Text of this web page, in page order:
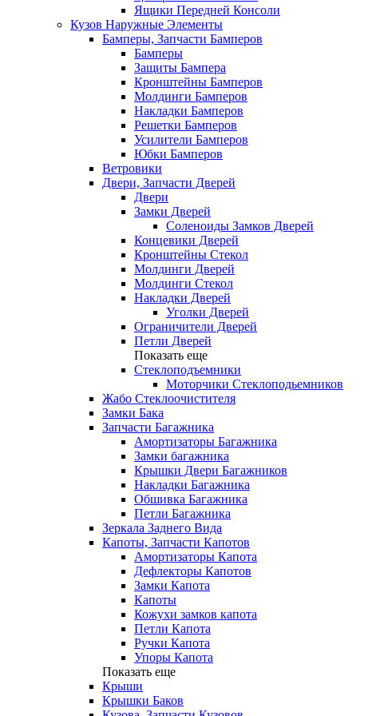
Ящики Передней Консоли
Кузов Наружные Элементы
Бамперы, Запчасти Бамперов
Бамперы
Защиты Бампера
Кронштейны Бамперов
Молдинги Бамперов
Накладки Бамперов
Решетки Бамперов
Усилители Бамперов
Юбки Бамперов
Ветровики
Двери, Запчасти Дверей
Двери
Замки Дверей
Соленоиды Замков Дверей
Концевики Дверей
Кронштейны Стекол
Молдинги Дверей
Молдинги Стекол
Накладки Дверей
Уголки Дверей
Ограничители Дверей
Петли Дверей
Показать еще
Стеклоподъемники
Моторчики Стеклоподьемников
Жабо Стеклоочистителя
Замки Бака
Запчасти Багажника
Амортизаторы Багажника
Замки багажника
Крышки Двери Багажников
Накладки Багажника
Обшивка Багажника
Петли Багажника
Зеркала Заднего Вида
Капоты, Запчасти Капотов
Амортизаторы Капота
Дефлекторы Капотов
Замки Капота
Капоты
Кожухи замков капота
Петли Капота
Ручки Капота
Упоры Капота
Показать еще
Крыши
Крышки Баков